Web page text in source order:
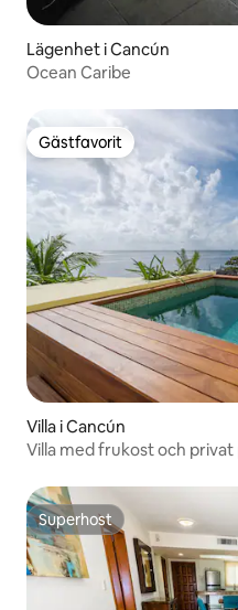
Lägenhet i Cancún
Ocean Caribe
Gästfavorit
Gästfavorit
Villa i Cancún
Villa med frukost och privat
Superhost
Superhost